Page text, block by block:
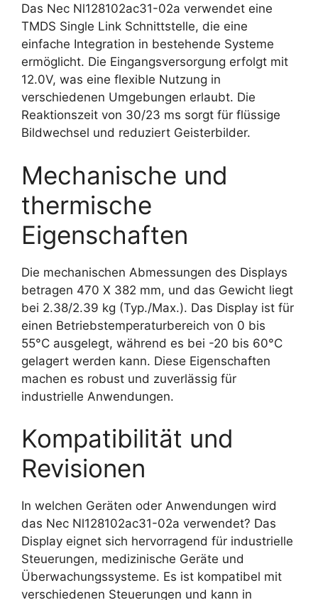
Das Nec Nl128102ac31-02a verwendet eine
TMDS Single Link Schnittstelle, die eine
einfache Integration in bestehende Systeme
ermöglicht. Die Eingangsversorgung erfolgt mit
12.0V, was eine flexible Nutzung in
verschiedenen Umgebungen erlaubt. Die
Reaktionszeit von 30/23 ms sorgt für flüssige
Bildwechsel und reduziert Geisterbilder.
Mechanische und
thermische
Eigenschaften
Die mechanischen Abmessungen des Displays
betragen 470 X 382 mm, und das Gewicht liegt
bei 2.38/2.39 kg (Typ./Max.). Das Display ist für
einen Betriebstemperaturbereich von 0 bis
55°C ausgelegt, während es bei -20 bis 60°C
gelagert werden kann. Diese Eigenschaften
machen es robust und zuverlässig für
industrielle Anwendungen.
Kompatibilität und
Revisionen
In welchen Geräten oder Anwendungen wird
das Nec Nl128102ac31-02a verwendet? Das
Display eignet sich hervorragend für industrielle
Steuerungen, medizinische Geräte und
Überwachungssysteme. Es ist kompatibel mit
verschiedenen Steuerungen und kann in